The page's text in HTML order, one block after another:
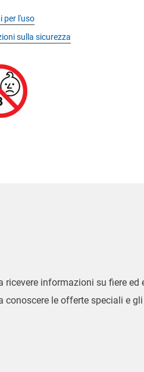
per l'uso
sulla sicurezza
ricevere informazioni su fiere ed
conoscere le offerte speciali e